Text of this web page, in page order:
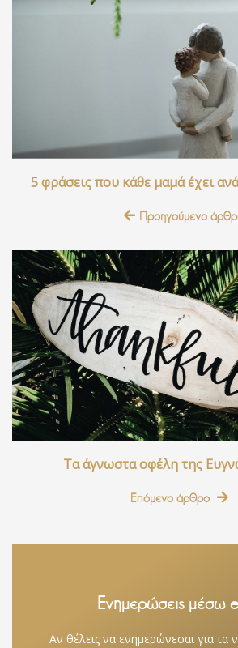
5 φράσεις που κάθε μαμά έχει
Προηγούμενο
Τα άγνωστα οφέλη της
Επόμενο άρθρο
Ενημερώσεις μέσω
Αν θέλεις να ενημερώνεσαι για τα